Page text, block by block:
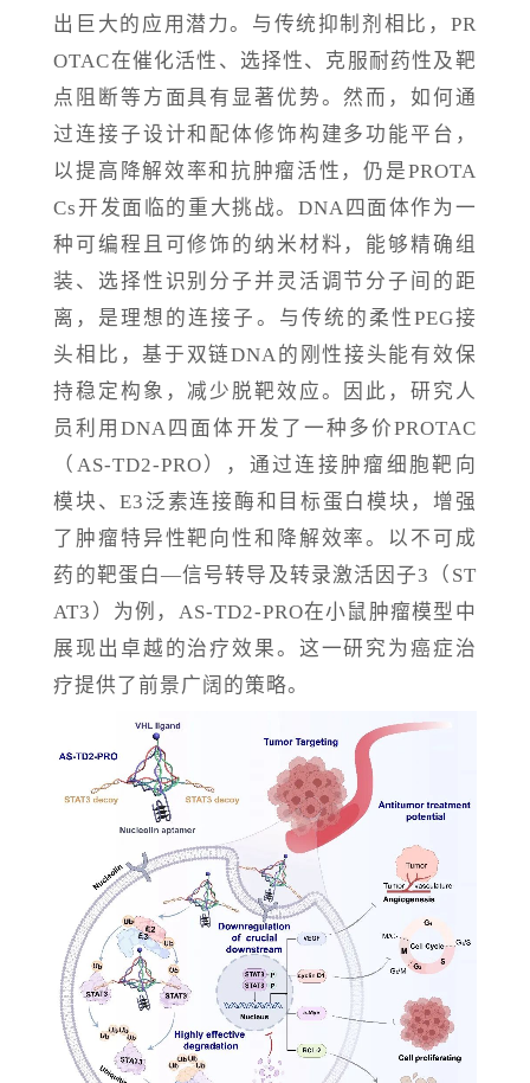
出巨大的应用潜力。与传统抑制剂相比，PR
OTAC在催化活性、选择性、克服耐药性及靶
点阻断等方面具有显著优势。然而，如何通
过连接子设计和配体修饰构建多功能平台，
以提高降解效率和抗肿瘤活性，仍是PROTA
Cs开发面临的重大挑战。DNA四面体作为一
种可编程且可修饰的纳米材料，能够精确组
装、选择性识别分子并灵活调节分子间的距
离，是理想的连接子。与传统的柔性PEG接
头相比，基于双链DNA的刚性接头能有效保
持稳定构象，减少脱靶效应。因此，研究人
员利用DNA四面体开发了一种多价PROTAC
（AS-TD2-PRO），通过连接肿瘤细胞靶向
模块、E3泛素连接酶和目标蛋白模块，增强
了肿瘤特异性靶向性和降解效率。以不可成
药的靶蛋白—信号转导及转录激活因子3（ST
AT3）为例，AS-TD2-PRO在小鼠肿瘤模型中
展现出卓越的治疗效果。这一研究为癌症治
疗提供了前景广阔的策略。